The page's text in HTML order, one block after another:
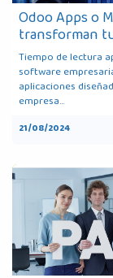
Odoo Apps o
transforman
Tiempo de lectura
software
aplicaciones
empresa...
21/08/2024